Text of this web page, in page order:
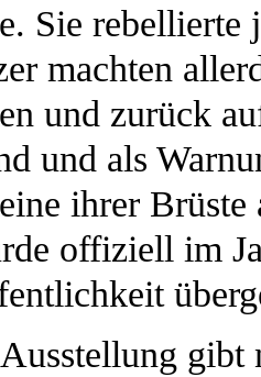
Sie
machten
und zurück
und als
ihrer
offiziell im
gibt